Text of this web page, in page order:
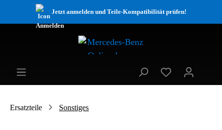
Jetzt anmelden und Teile-Kompatibilität prüfen!
Ersatzteile Sonstiges